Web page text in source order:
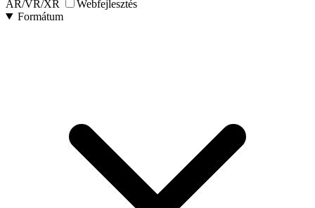
AR/VR/XR
Webfejlesztés
Formátum